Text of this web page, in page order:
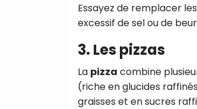
Essayez de remplacer
excessif de sel ou de
3. Les pizzas
La pizza combine
(riche en glucides
graisses et en sucres